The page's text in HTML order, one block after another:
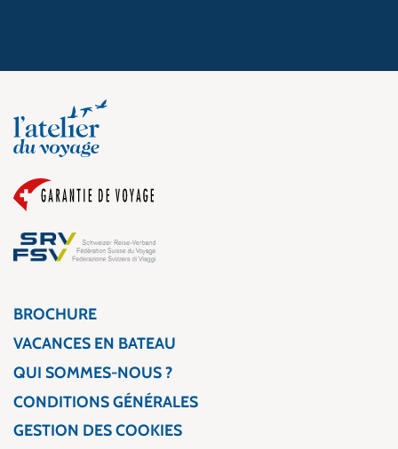
BROCHURE
VACANCES EN BATEAU
QUI SOMMES-NOUS ?
CONDITIONS GÉNÉRALES
GESTION DES COOKIES